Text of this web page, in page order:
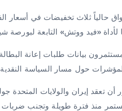
لأداة «فيد ووتش» التابعة لبورصة
بيانات طلبات إعانة
حول مسار السياسة النقدية
أن تعقد إيران والولايات
منذ فترة طويلة وتجنب